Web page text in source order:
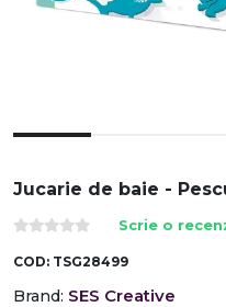
Jucarie de baie -
Scrie o
COD: TSG28499
Brand: SES Creative